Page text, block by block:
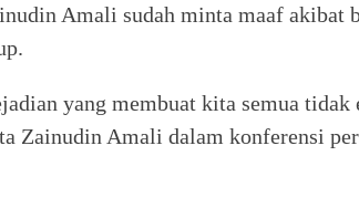
Amali sudah minta maaf akibat
yang membuat kita semua tidak
Zainudin Amali dalam konferensi